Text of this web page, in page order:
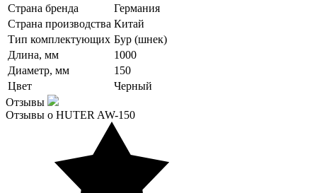
Страна бренда
Германия
Страна производства Китай
Тип комплектующих Бур (шнек)
Длина, мм
1000
Диаметр, мм
150
Цвет
Черный
Отзывы
Отзывы о HUTER AW-150